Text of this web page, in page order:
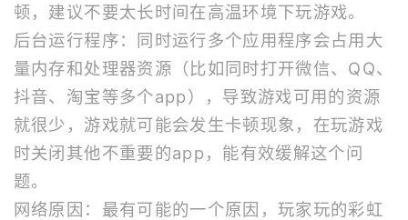
顿，建议不要太长时间在高温环境下玩游戏。
后台运行程序：同时运行多个应用程序会占用大
量内存和处理器资源（比如同时打开微信、QQ、
抖音、淘宝等多个app），导致游戏可用的资源
就很少，游戏就可能会发生卡顿现象，在玩游戏
时关闭其他不重要的app，能有效缓解这个问
题。
网络原因：最有可能的一个原因，玩家玩的彩虹